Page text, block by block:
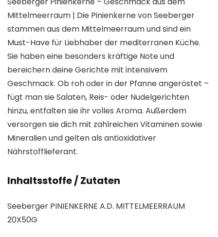
Mittelmeerraum | Die Pinienkerne von Seeberger
stammen aus dem Mittelmeerraum und sind ein
Must-Have für Liebhaber der mediterranen Küche.
Sie haben eine besonders kräftige Note und
bereichern deine Gerichte mit intensivem
Geschmack. Ob roh oder in der Pfanne angeröstet –
fügt man sie Salaten, Reis- oder Nudelgerichten
hinzu, entfalten sie ihr volles Aroma. Außerdem
versorgen sie dich mit zahlreichen Vitaminen sowie
Mineralien und gelten als antioxidativer
Nährstofflieferant.
Inhaltsstoffe / Zutaten
Seeberger PINIENKERNE A.D. MITTELMEERRAUM
20X50G